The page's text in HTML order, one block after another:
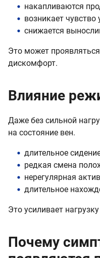
накапливаются
возникает чувство
снижается
Это может
дискомфорт.
Влияние
Даже без сильной
на состояние вен.
длительное
редкая смена
нерегулярная
длительное
Это усиливает
Почему